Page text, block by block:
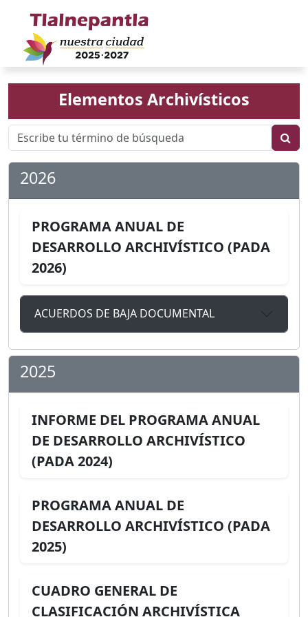
Elementos Archivísticos
2026
PROGRAMA ANUAL DE
DESARROLLO ARCHIVÍSTICO (PADA
2026)
ACUERDOS DE BAJA DOCUMENTAL
2025
INFORME DEL PROGRAMA ANUAL
DE DESARROLLO ARCHIVÍSTICO
(PADA 2024)
PROGRAMA ANUAL DE
DESARROLLO ARCHIVÍSTICO (PADA
2025)
CUADRO GENERAL DE
CLASIFICACIÓN ARCHIVÍSTICA